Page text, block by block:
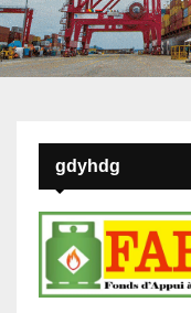
gdyhdg